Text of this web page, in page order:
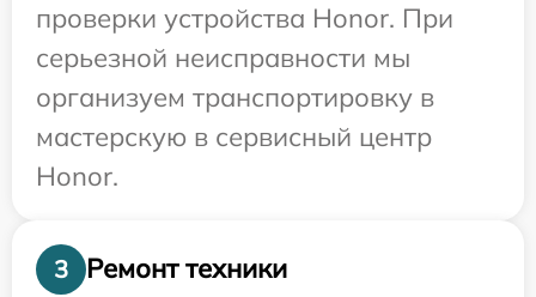
проверки устройства Honor. При
серьезной неисправности мы
организуем транспортировку в
мастерскую в сервисный центр
Honor.
3
Ремонт техники